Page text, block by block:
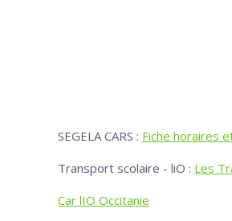
SEGELA CARS : Fiche horaires
Transport scolaire - liO : Les
Car lIO Occitanie